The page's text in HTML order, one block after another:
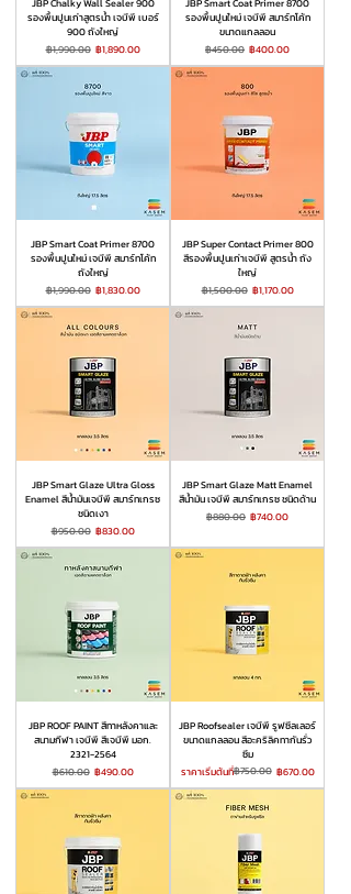
JBP Chalky Wall Sealer 900
รองพื้นปูนเก่าสูตรน้ำ เจบีพี เบอร์
900 ถังใหญ่
ราคาปกติ
฿1,990.00 ราคาขายลด
฿1,890.00
JBP Smart Coat Primer 8700
รองพื้นปูนใหม่ เจบีพี สมาร์ทโค้ท
ขนาดแกลลอน
ราคาปกติ
฿450.00 ราคาขายลด
฿400.00
JBP Smart Coat Primer 8700
รองพื้นปูนใหม่ เจบีพี สมาร์ทโค้ท
ถังใหญ่
ราคาปกติ
฿1,990.00 ราคาขายลด
฿1,830.00
JBP Super Contact Primer 800
สีรองพื้นปูนเก่าเจบีพี สูตรน้ำ ถัง
ใหญ่
ราคาปกติ
฿1,500.00 ราคาขายลด
฿1,170.00
JBP Smart Glaze Ultra Gloss
Enamel สีน้ำมันเจบีพี สมาร์ทเกรซ
ชนิดเงา
ราคาปกติ
฿950.00 ราคาขายลด
฿830.00
JBP Smart Glaze Matt Enamel
สีน้ำมัน เจบีพี สมาร์ทเกรซ ชนิดด้าน
ราคาปกติ
฿880.00 ราคาขายลด
฿740.00
JBP ROOF PAINT สีทาหลังคาและ
สนามกีฬา เจบีพี สีเจบีพี มอก.
2321-2564
ราคาปกติ
฿610.00 ราคาขายลด
฿490.00
JBP Roofsealer เจบีพี รูฟซีลเลอร์
ขนาดแกลลอน สีอะคริลิคทากันรั่ว
ซึม
ราคาเริ่มต้นที่
ราคาปกติ ฿750.00 ฿670.00
ราคาขายลด